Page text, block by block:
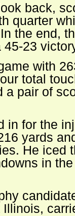
back,
quarter
the end,
23
with
total
a pair of
in for the
yards
He iced
in